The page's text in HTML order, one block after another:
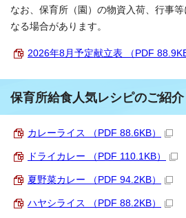
なお、保育所（園）の物資入荷、行事
なる場合があります。
2026年8月予定献立表 （PDF 88.9KB
保育所給食人気レシピのご紹介
カレーライス （PDF 88.6KB）
ドライカレー （PDF 110.1KB）
夏野菜カレー （PDF 94.2KB）
ハヤシライス （PDF 88.2KB）